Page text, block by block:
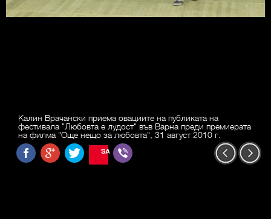
Калин Врачански приема овациите на публиката на
фестивала "Любовта е лудост" във Варна преди премиерата
на филма "Още нещо за любовта", 31 август 2010 г.
SAVE